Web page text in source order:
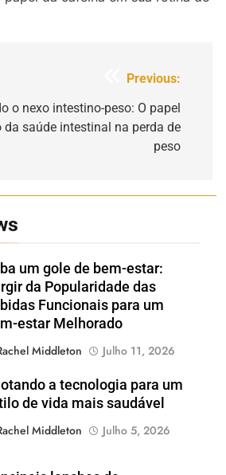
Previous:
o nexo intestino-peso: O papel
saúde intestinal na perda de
peso
um gole de bem-estar:
da Popularidade das
Funcionais para um
estar Melhorado
Middleton
Julho 11, 2026
a tecnologia para um
de vida mais saudável
Middleton
Julho 5, 2026